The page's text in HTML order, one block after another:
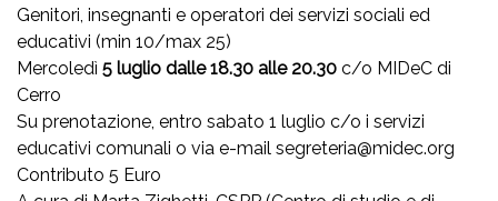
Genitori, insegnanti e operatori dei servizi sociali ed
educativi (min 10/max 25)
Mercoledì 5 luglio dalle 18.30 alle 20.30 c/o MIDeC di
Cerro
Su prenotazione, entro sabato 1 luglio c/o i servizi
educativi comunali o via e-mail segreteria@midec.org
Contributo 5 Euro